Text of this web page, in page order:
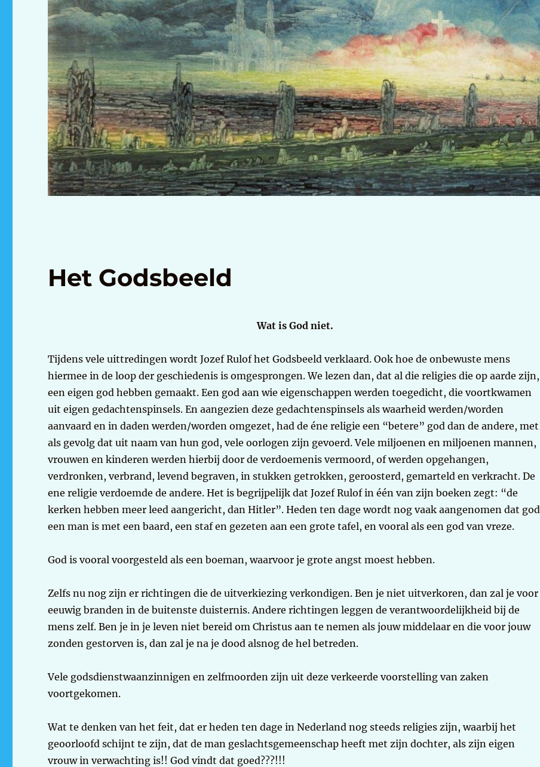
Het Godsbeeld
Wat is God niet.
Tijdens vele uittredingen wordt Jozef Rulof het Godsbeeld verklaard. Ook hoe de onbewuste mens
hiermee in de loop der geschiedenis is omgesprongen. We lezen dan, dat al die religies die op aarde zijn,
een eigen god hebben gemaakt. Een god aan wie eigenschappen werden toegedicht, die voortkwamen
uit eigen gedachtenspinsels. En aangezien deze gedachtenspinsels als waarheid werden/worden
aanvaard en in daden werden/worden omgezet, had de éne religie een “betere” god dan de andere, met
als gevolg dat uit naam van hun god, vele oorlogen zijn gevoerd. Vele miljoenen en miljoenen mannen,
vrouwen en kinderen werden hierbij door de verdoemenis vermoord, of werden opgehangen,
verdronken, verbrand, levend begraven, in stukken getrokken, geroosterd, gemarteld en verkracht. De
ene religie verdoemde de andere. Het is begrijpelijk dat Jozef Rulof in één van zijn boeken zegt: “de
kerken hebben meer leed aangericht, dan Hitler”. Heden ten dage wordt nog vaak aangenomen dat god
een man is met een baard, een staf en gezeten aan een grote tafel, en vooral als een god van vreze.
God is vooral voorgesteld als een boeman, waarvoor je grote angst moest hebben.
Zelfs nu nog zijn er richtingen die de uitverkiezing verkondigen. Ben je niet uitverkoren, dan zal je voor
eeuwig branden in de buitenste duisternis. Andere richtingen leggen de verantwoordelijkheid bij de
mens zelf. Ben je in je leven niet bereid om Christus aan te nemen als jouw middelaar en die voor jouw
zonden gestorven is, dan zal je na je dood alsnog de hel betreden.
Vele godsdienstwaanzinnigen en zelfmoorden zijn uit deze verkeerde voorstelling van zaken
voortgekomen.
Wat te denken van het feit, dat er heden ten dage in Nederland nog steeds religies zijn, waarbij het
geoorloofd schijnt te zijn, dat de man geslachtsgemeenschap heeft met zijn dochter, als zijn eigen
vrouw in verwachting is!! God vindt dat goed???!!!